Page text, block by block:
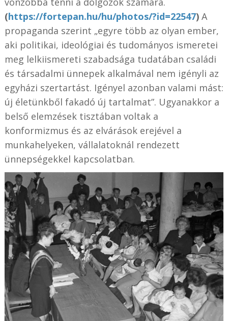
(https://fortepan.hu/hu/photos/?id=22547)A
propaganda szerint „egyre több az olyan ember,
aki politikai, ideológiai és tudományos ismeretei
meg lelkiismereti szabadsága tudatában családi
és társadalmi ünnepek alkalmával nem igényli az
egyházi szertartást. Igényel azonban valami mást:
új életünkből fakadó új tartalmat”. Ugyanakkor a
belső elemzések tisztában voltak a
konformizmus és az elvárások erejével a
munkahelyeken, vállalatoknál rendezett
ünnepségekkel kapcsolatban.